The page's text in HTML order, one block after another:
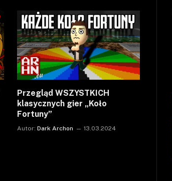
Przegląd WSZYSTKICH
klasycznych gier „Koło
Fortuny”
Autor: Dark Archon 13.03.2024